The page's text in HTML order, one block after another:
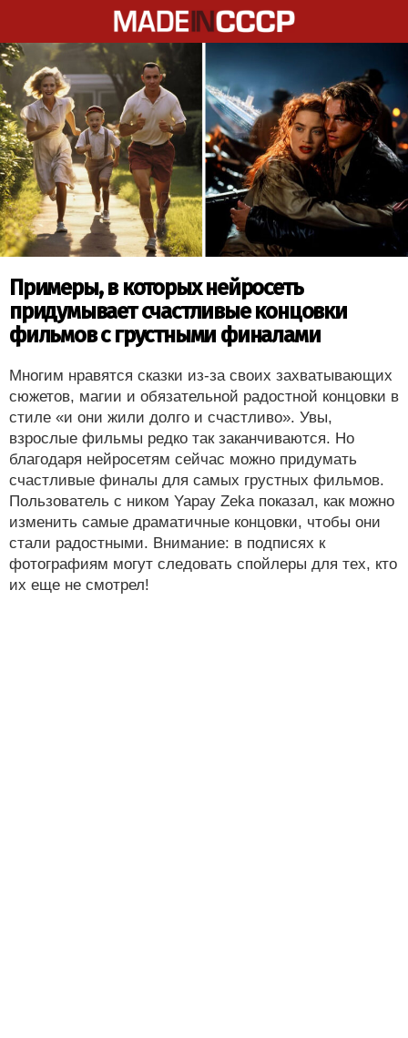
Примеры, в которых нейросеть
придумывает счастливые концовки
фильмов с грустными финалами
Многим нравятся сказки из-за своих захватывающих
сюжетов, магии и обязательной радостной концовки в
стиле «и они жили долго и счастливо». Увы,
взрослые фильмы редко так заканчиваются. Но
благодаря нейросетям сейчас можно придумать
счастливые финалы для самых грустных фильмов.
Пользователь с ником Yapay Zeka показал, как можно
изменить самые драматичные концовки, чтобы они
стали радостными. Внимание: в подписях к
фотографиям могут следовать спойлеры для тех, кто
их еще не смотрел!